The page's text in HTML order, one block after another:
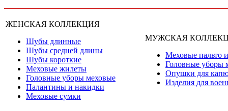
ЖЕНСКАЯ КОЛЛЕКЦИЯ
Шубы длинные
Шубы средней длины
Шубы короткие
Меховые жилеты
Головные уборы меховые
Палантины и накидки
Меховые сумки
МУЖСКАЯ
Меховые пальто
Головные уборы
Опушки для
Изделия для